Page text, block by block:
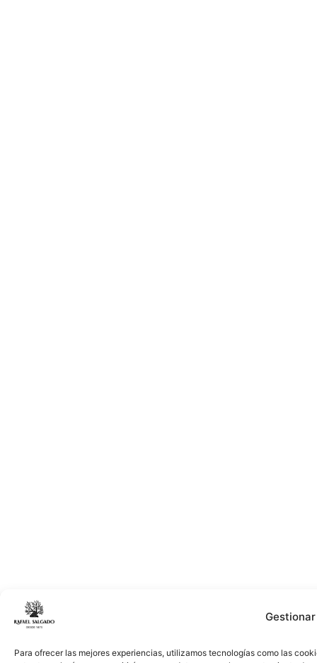
Para ofrecer las mejores experiencias, utilizamos tecnologías como las